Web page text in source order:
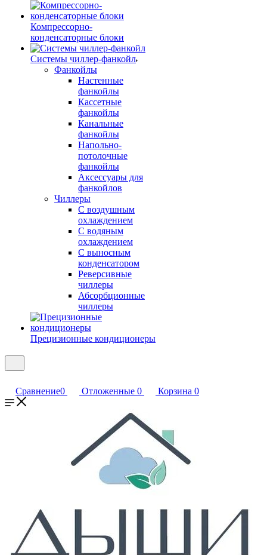
Компрессорно-
конденсаторные блоки
Системы чиллер-фанкойл
Фанкойлы
Настенные
фанкойлы
Кассетные
фанкойлы
Канальные
фанкойлы
Напольно-
потолочные
фанкойлы
Аксессуары для
фанкойлов
Чиллеры
С воздушным
охлаждением
С водяным
охлаждением
С выносным
конденсатором
Реверсивные
чиллеры
Абсорбционные
чиллеры
Прецизионные кондиционеры
Сравнение0 Отложенные 0 Корзина 0